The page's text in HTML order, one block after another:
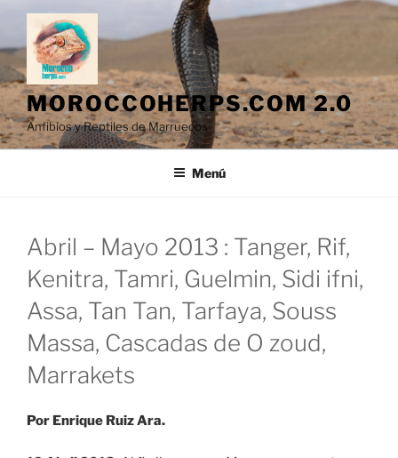
Saltar
contenido
MOROCCOHERPS.COM 2.0
Anfibios y Reptiles de Marruecos
Menú
Abril – Mayo 2013 : Tanger, Rif,
Kenitra, Tamri, Guelmin, Sidi ifni,
Assa, Tan Tan, Tarfaya, Souss
Massa, Cascadas de O zoud,
Marrakets
Por Enrique Ruiz Ara.